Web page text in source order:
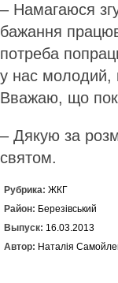
– Намагаюся
бажання
потреба
у нас молодий,
Вважаю, що
– Дякую за
святом.
Рубрика: ЖКГ
Район: Березівський
Выпуск: 16.03.2013
Автор: Наталія